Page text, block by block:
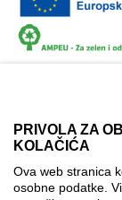
PRIVOLA ZA
KOLAČIĆA
Ova web stranica
osobne podatke.
Izjava o